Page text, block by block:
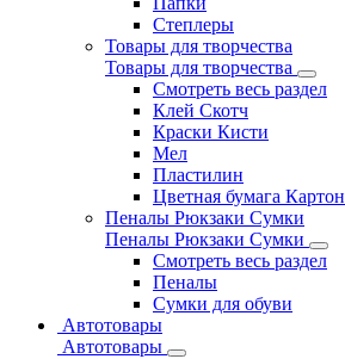
Степлеры
Товары для творчества
Товары для творчества
Смотреть весь раздел
Клей Скотч
Краски Кисти
Мел
Пластилин
Цветная бумага Картон
Пеналы Рюкзаки Сумки
Пеналы Рюкзаки Сумки
Смотреть весь раздел
Пеналы
Сумки для обуви
Автотовары
Автотовары